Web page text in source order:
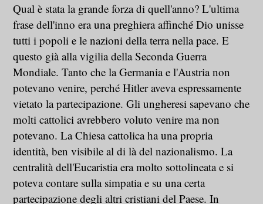
Qual è stata la grande forza di quell'anno? L'ultima
frase dell'inno era una preghiera affinché Dio unisse
tutti i popoli e le nazioni della terra nella pace. E
questo già alla vigilia della Seconda Guerra
Mondiale. Tanto che la Germania e l'Austria non
potevano venire, perché Hitler aveva espressamente
vietato la partecipazione. Gli ungheresi sapevano che
molti cattolici avrebbero voluto venire ma non
potevano. La Chiesa cattolica ha una propria
identità, ben visibile al di là del nazionalismo. La
centralità dell'Eucaristia era molto sottolineata e si
poteva contare sulla simpatia e su una certa
partecipazione degli altri cristiani del Paese. In